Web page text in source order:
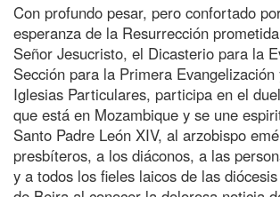
Con profundo pesar, pero confortado
esperanza de la Resurrección
Señor Jesucristo, el Dicasterio para la
Sección para la Primera
Iglesias Particulares, participa en el
que está en Mozambique y se une
Santo Padre León XIV, al arzobispo
presbíteros, a los diáconos, a las
y a todos los fieles laicos de las